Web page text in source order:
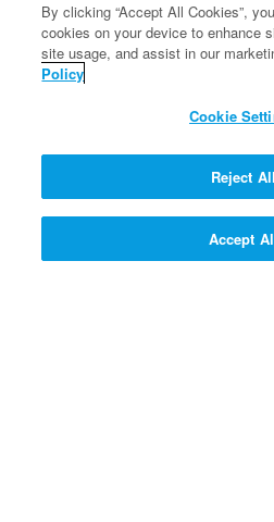
प्रोफेसर
के छोटो प्रार्थना भन्दा लामो
हाे?
By clicking “Accept All Cookies”,
cookies on your device to enhance
site usage, and assist in our
Policy
Cookie
Reject All
Accept